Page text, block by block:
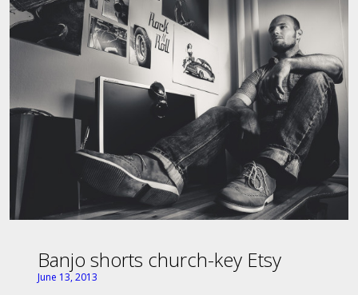
Banjo shorts church-key Etsy
June 13, 2013